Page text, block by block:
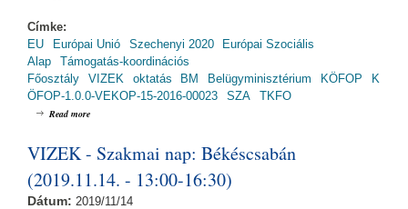
Címke:
EU
Európai Unió Szechenyi 2020
Európai Szociális
Alap
Támogatás-koordinációs
Főosztály
VIZEK oktatás BM Belügyminisztérium KÖFOP
K
ÖFOP-1.0.0-VEKOP-15-2016-00023
SZA TKFO
Read more
VIZEK - Szakmai nap: Békéscsabán
(2019.11.14. - 13:00-16:30)
Dátum: 2019/11/14